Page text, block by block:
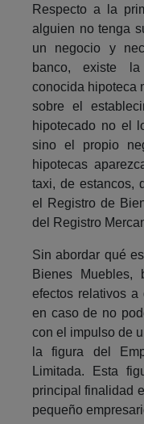
Respecto a la
alguien no tenga
un negocio y
banco, existe
conocida hipoteca
sobre el
hipotecado no el
sino el propio
hipotecas
taxi, de estancos,
el Registro de
del Registro
Sin abordar qué
Bienes
efectos relativos a
en caso de no
con el impulso de
la figura del
Limitada. Esta
principal finalidad
pequeño